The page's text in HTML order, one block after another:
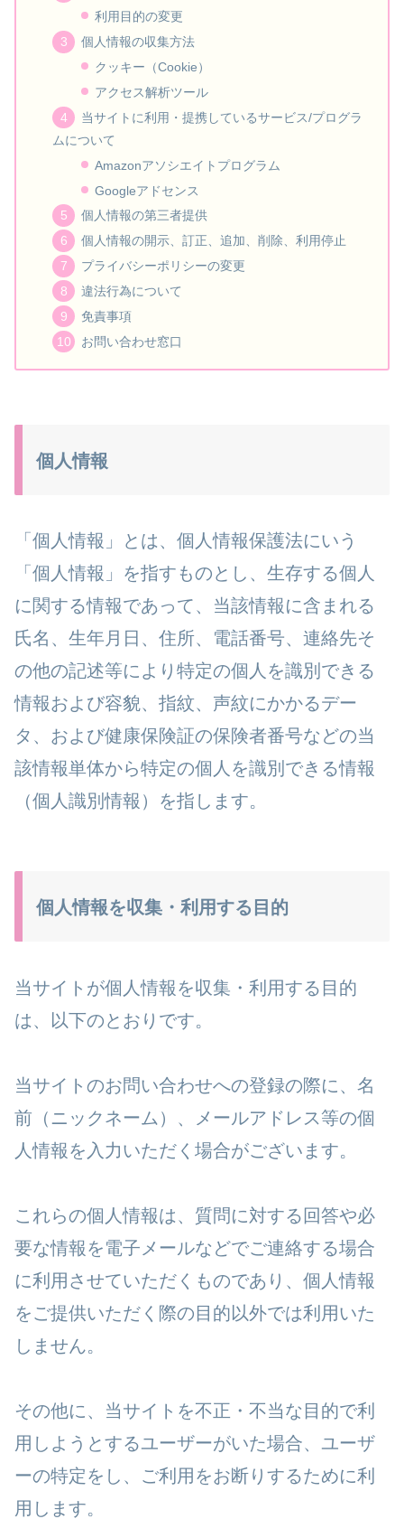
利用目的の変更
個人情報の収集方法
クッキー（Cookie）
アクセス解析ツール
当サイトに利用・提携しているサービス/プログラ
ムについて
Amazonアソシエイトプログラム
Googleアドセンス
個人情報の第三者提供
個人情報の開示、訂正、追加、削除、利用停止
プライバシーポリシーの変更
違法行為について
免責事項
お問い合わせ窓口
個人情報
「個人情報」とは、個人情報保護法にいう
「個人情報」を指すものとし、生存する個人
に関する情報であって、当該情報に含まれる
氏名、生年月日、住所、電話番号、連絡先そ
の他の記述等により特定の個人を識別できる
情報および容貌、指紋、声紋にかかるデー
タ、および健康保険証の保険者番号などの当
該情報単体から特定の個人を識別できる情報
（個人識別情報）を指します。
個人情報を収集・利用する目的
当サイトが個人情報を収集・利用する目的
は、以下のとおりです。
当サイトのお問い合わせへの登録の際に、名
前（ニックネーム）、メールアドレス等の個
人情報を入力いただく場合がございます。
これらの個人情報は、質問に対する回答や必
要な情報を電子メールなどでご連絡する場合
に利用させていただくものであり、個人情報
をご提供いただく際の目的以外では利用いた
しません。
その他に、当サイトを不正・不当な目的で利
用しようとするユーザーがいた場合、ユーザ
ーの特定をし、ご利用をお断りするために利
用します。